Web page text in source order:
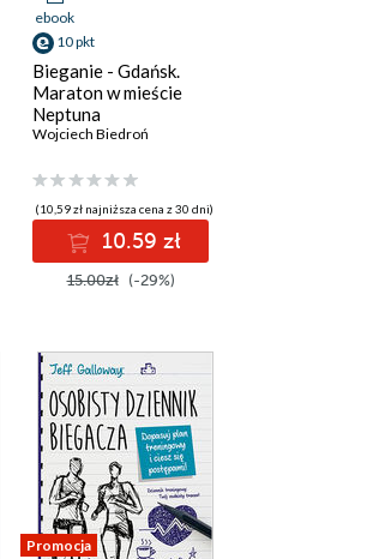
ebook
10 pkt
Bieganie - Gdańsk.
Maraton w mieście
Neptuna
Wojciech Biedroń
(10,59 zł najniższa cena z 30 dni)
10.59 zł
15.00zł (-29%)
Promocja